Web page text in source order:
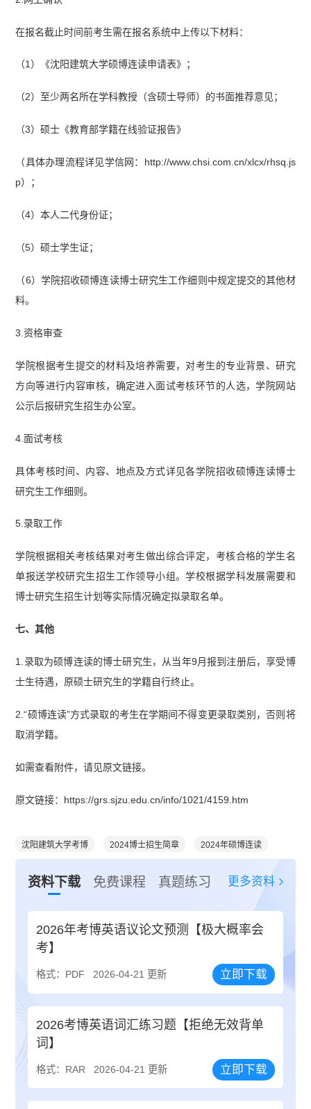
在报名截止时间前考生需在报名系统中上传以下材料：
（1）《沈阳建筑大学硕博连读申请表》；
（2）至少两名所在学科教授（含硕士导师）的书面推荐意见；
（3）硕士《教育部学籍在线验证报告》
（具体办理流程详见学信网：http://www.chsi.com.cn/xlcx/rhsq.js
p）；
（4）本人二代身份证；
（5）硕士学生证；
（6）学院招收硕博连读博士研究生工作细则中规定提交的其他材
料。
3.资格审查
学院根据考生提交的材料及培养需要，对考生的专业背景、研究
方向等进行内容审核，确定进入面试考核环节的人选，学院网站
公示后报研究生招生办公室。
4.面试考核
具体考核时间、内容、地点及方式详见各学院招收硕博连读博士
研究生工作细则。
5.录取工作
学院根据相关考核结果对考生做出综合评定，考核合格的学生名
单报送学校研究生招生工作领导小组。学校根据学科发展需要和
博士研究生招生计划等实际情况确定拟录取名单。
七、其他
1.录取为硕博连读的博士研究生，从当年9月报到注册后，享受博
士生待遇，原硕士研究生的学籍自行终止。
2.“硕博连读”方式录取的考生在学期间不得变更录取类别，否则将
取消学籍。
如需查看附件，请见原文链接。
原文链接：https://grs.sjzu.edu.cn/info/1021/4159.htm
沈阳建筑大学考博 2024博士招生简章 2024年硕博连读
资料下载 免费课程 真题练习 更多资料
2026年考博英语议论文预测【极大概率会
考】
格式：PDF 2026-04-21 更新 立即下载
2026考博英语词汇练习题【拒绝无效背单
词】
格式：RAR 2026-04-21 更新 立即下载